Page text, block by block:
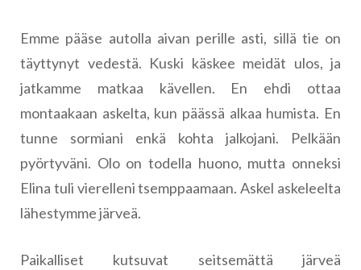
Emme pääse autolla aivan perille asti, sillä tie on
täyttynyt vedestä. Kuski käskee meidät ulos, ja
jatkamme matkaa kävellen. En ehdi ottaa
montaakaan askelta, kun päässä alkaa humista. En
tunne sormiani enkä kohta jalkojani. Pelkään
pyörtyväni. Olo on todella huono, mutta onneksi
Elina tuli vierelleni tsemppaamaan. Askel askeleelta
lähestymme järveä.
Paikalliset kutsuvat seitsemättä järveä